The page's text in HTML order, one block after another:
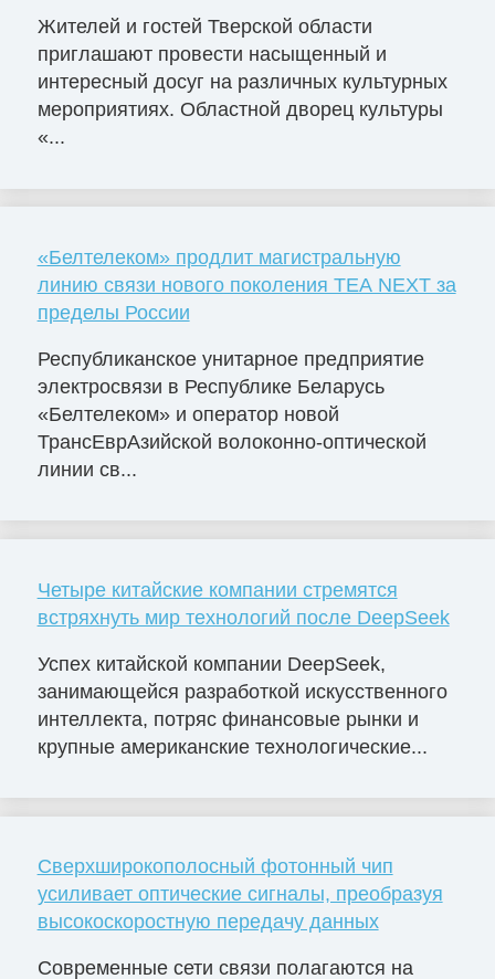
Жителей и гостей Тверской области
приглашают провести насыщенный и
интересный досуг на различных культурных
мероприятиях. Областной дворец культуры
«...
«Белтелеком» продлит магистральную
линию связи нового поколения TEA NEXT за
пределы России
Республиканское унитарное предприятие
электросвязи в Республике Беларусь
«Белтелеком» и оператор новой
ТрансЕврАзийской волоконно-оптической
линии св...
Четыре китайские компании стремятся
встряхнуть мир технологий после DeepSeek
Успех китайской компании DeepSeek,
занимающейся разработкой искусственного
интеллекта, потряс финансовые рынки и
крупные американские технологические...
Сверхширокополосный фотонный чип
усиливает оптические сигналы, преобразуя
высокоскоростную передачу данных
Современные сети связи полагаются на